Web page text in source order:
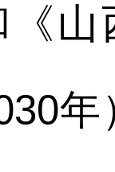
《山